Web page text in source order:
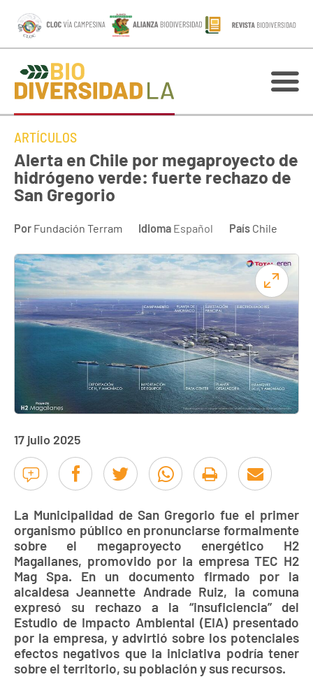
ARTÍCULOS
Alerta en Chile por megaproyecto de
hidrógeno verde: fuerte rechazo de
San Gregorio
Por Fundación Terram Idioma Español País Chile
17 julio 2025
La Municipalidad de San Gregorio fue el primer
organismo público en pronunciarse formalmente
sobre el megaproyecto energético H2
Magallanes, promovido por la empresa TEC H2
Mag Spa. En un documento firmado por la
alcaldesa Jeannette Andrade Ruiz, la comuna
expresó su rechazo a la “insuficiencia” del
Estudio de Impacto Ambiental (EIA) presentado
por la empresa, y advirtió sobre los potenciales
efectos negativos que la iniciativa podría tener
sobre el territorio, su población y sus recursos.